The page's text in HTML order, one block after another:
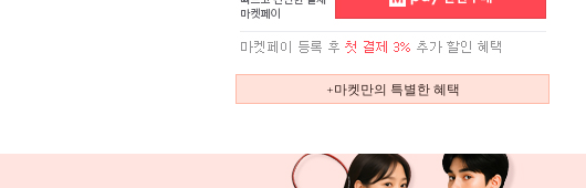
+마켓만의 특별한 혜택